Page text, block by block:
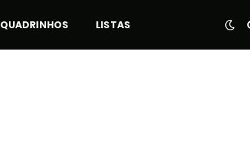
QUADRINHOS LISTAS